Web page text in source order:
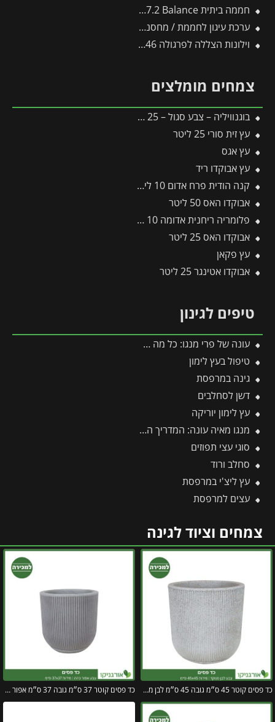
חממה ביתית 3X7.2 Balance מבית פלרם – Canopia
ערכת עיגון לחממת / מחסנים פלרם – Canopia
וילונות הצללה לפרגולה 3X5.46 מבית פלרם – Canopia
צמחים מומלצים
בוגנוויליה – צבע סגול – 25 ליטר
עץ זית סורי 25 ליטר
עץ אגס
עץ אבוקדו ריד
קנה הודית פרח אדום 10 ליטר
אבוקדו האס 50 ליטר
פלומריה ריחנית אדומה 10 ליטר
אבוקדו האס 25 ליטר
עץ פקאן
אבוקדו אטינגר 25 ליטר
טיפים לגינון
עונה של פרי מנגו: כל מה שצריך לדעת על מועדי ההבשלה, הקטיף וההנבה
טיפול בעץ לימון
גינה במרפסת
דשן לסחלבים
עץ לימון יוריקה
מנגו מאיה עונה: המדריך המלא לעונות הפרי, השתילה, הגיזום והטיפול
סוגי עצי תפוזים
סחלב ורוד
עץ ליצ'י במרפסת
עצים למרפסת
צמחים וציוד לגינה
כד פסים קוטר 45 ס״מ גובה 45 ס״מ לבן מנוקד כד פסים קוטר 37 ס״מ גובה 37 ס״מ אפור כהה